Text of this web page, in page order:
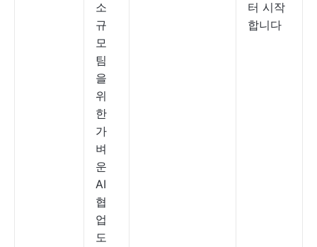
소
규
모
팀
을
위
한
가
벼
운
AI
협
업
도
터 시작
합니다